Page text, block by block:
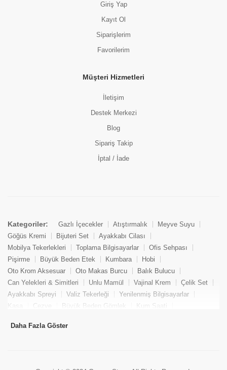
Giriş Yap
Kayıt Ol
Siparişlerim
Favorilerim
Müşteri Hizmetleri
İletişim
Destek Merkezi
Blog
Sipariş Takip
İptal / İade
Kategoriler: Gazlı İçecekler Atıştırmalık
Meyve Suyu
Göğüs Kremi
Bijuteri Set
Ayakkabı Cilası
Mobilya Tekerlekleri
Toplama Bilgisayarlar
Ofis Sehpası
Pişirme
Büyük Beden Etek Kumbara
Hobi
Oto Krom Aksesuar
Oto Makas Burcu
Balık Bulucu
Can Yelekleri & Simitleri
Unlu Mamül Vajinal Krem
Çelik Set
Ayakkabı Spreyi
Valiz Tekerleği
Yenilenmiş Bilgisayarlar
Kasa
Cezve Büyük Beden Gömlek
Kum Saati
Tekne Bağlama & Demirleme
Daha Fazla Göster